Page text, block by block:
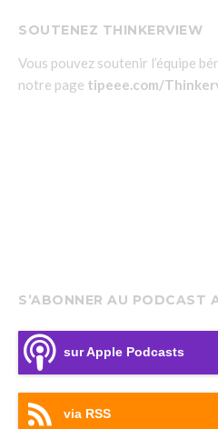
SOUTENEZ THINKERVIEW
Vous pouvez soutenir l’équipe
notre page tipeee.com/
S’ABONNER AU PODCAST
sur Apple Podcasts
via RSS